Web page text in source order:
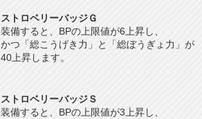
ストロベリーバッジＧ
装備すると、BPの上限値が6上昇し、
かつ「総こうげき力」と「総ぼうぎょ力」が
40上昇します。
ストロベリーバッジＳ
装備すると、BPの上限値が3上昇し、